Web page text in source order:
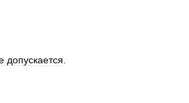
допускается